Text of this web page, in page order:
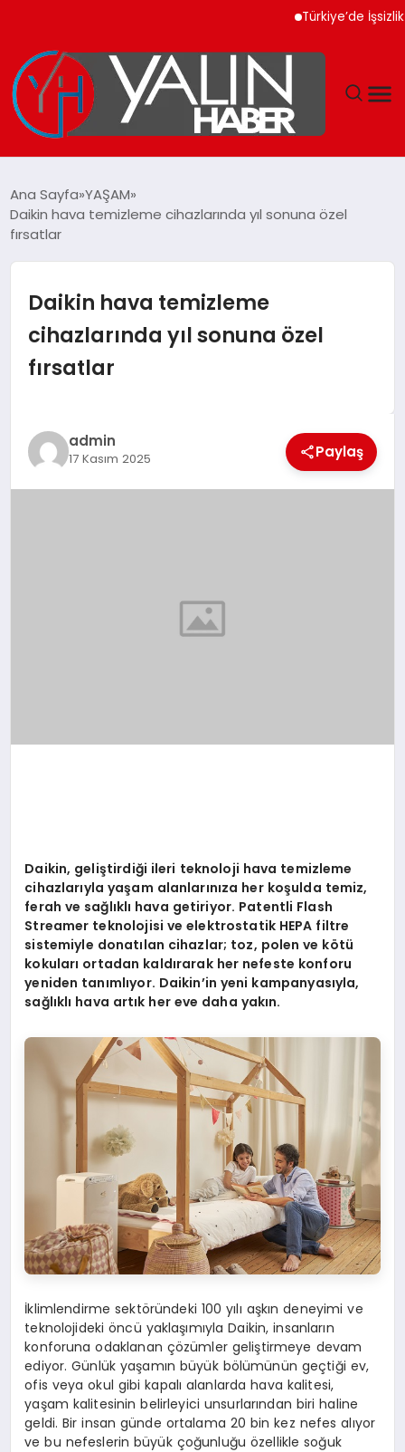
Türkiye’de İşsizlik
SPOR
YAŞAM
TEKNOLOJİ
Ana Sayfa YAŞAM
Daikin hava temizleme cihazlarında yıl sonuna özel
fırsatlar
Daikin hava temizleme
cihazlarında yıl sonuna özel
fırsatlar
admin
17 Kasım 2025 Paylaş
Daikin, geliştirdiği ileri teknoloji hava temizleme
cihazlarıyla yaşam alanlarınıza her koşulda temiz,
ferah ve sağlıklı hava getiriyor. Patentli Flash
Streamer teknolojisi ve elektrostatik HEPA filtre
sistemiyle donatılan cihazlar; toz, polen ve kötü
kokuları ortadan kaldırarak her nefeste konforu
yeniden tanımlıyor. Daikin’in yeni kampanyasıyla,
sağlıklı hava artık her eve daha yakın.
İklimlendirme sektöründeki 100 yılı aşkın deneyimi ve
teknolojideki öncü yaklaşımıyla Daikin, insanların
konforuna odaklanan çözümler geliştirmeye devam
ediyor. Günlük yaşamın büyük bölümünün geçtiği ev,
ofis veya okul gibi kapalı alanlarda hava kalitesi,
yaşam kalitesinin belirleyici unsurlarından biri haline
geldi. Bir insan günde ortalama 20 bin kez nefes alıyor
ve bu nefeslerin büyük çoğunluğu özellikle soğuk